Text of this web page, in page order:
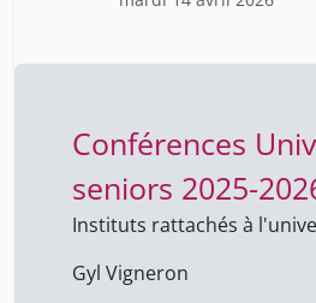
Conférences
seniors 2025-
Instituts rattachés à
Gyl Vigneron